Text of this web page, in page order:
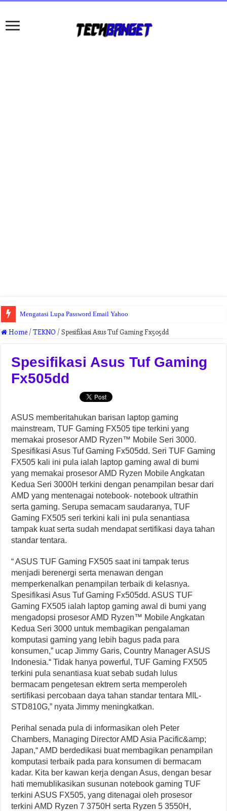
Mengatasi Lupa Password Email Yahoo
Home /TEKNO /Spesifikasi Asus Tuf Gaming Fx505dd
Spesifikasi Asus Tuf Gaming
Fx505dd
ASUS memberitahukan barisan laptop gaming
mainstream, TUF Gaming FX505 tipe terkini yang
memakai prosesor AMD Ryzen™ Mobile Seri 3000.
Spesifikasi Asus Tuf Gaming Fx505dd. Seri TUF Gaming
FX505 kali ini pula ialah laptop gaming awal di bumi
yang memakai prosesor AMD Ryzen Mobile Angkatan
Kedua Seri 3000H terkini dengan penampilan besar dari
AMD yang mentenagai notebook- notebook ultrathin
serta gaming. Serupa semacam saudaranya, TUF
Gaming FX505 seri terkini kali ini pula senantiasa
tampak kuat serta sudah mendapat sertifikasi daya tahan
standar tentara.
“ ASUS TUF Gaming FX505 saat ini tampak terus
menjadi berenergi serta menawan dengan
memperkenalkan penampilan terbaik di kelasnya.
Spesifikasi Asus Tuf Gaming Fx505dd. ASUS TUF
Gaming FX505 ialah laptop gaming awal di bumi yang
mengadopsi prosesor AMD Ryzen™ Mobile Angkatan
Kedua Seri 3000 untuk membagikan pengalaman
komputasi gaming yang lebih bagus pada para
konsumen,” ucap Jimmy Garis, Country Manager ASUS
Indonesia.“ Tidak hanya powerful, TUF Gaming FX505
terkini pula senantiasa kuat sebab sudah lulus
bermacam pengetesan ektrem serta memperoleh
sertifikasi percobaan daya tahan standar tentara MIL-
STD810G,” nyata Jimmy meningkatkan.
Perihal senada pula di informasikan oleh Peter
Chambers, Managing Director AMD Asia Pacific&amp;
Japan,“ AMD berdedikasi buat membagikan penampilan
komputasi terbaik pada para konsumen di bermacam
kadar. Kita ber kawan kerja dengan Asus, dengan besar
hati memublikasikan susunan notebook gaming TUF
terkini ASUS FX505, yang ditenagai oleh prosesor
terkini AMD Ryzen 7 3750H serta Ryzen 5 3550H,